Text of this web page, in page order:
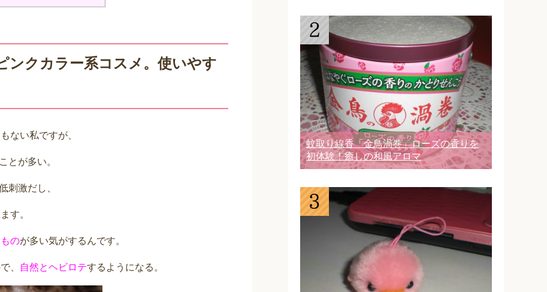
ンクカラー系コスメ。使いやす
ない私ですが、
ことが多い。
刺激だし、
す。
のが多い気がするんです。
、 自然とヘビロテするようになる。
蚊取り線香「金鳥渦巻」ローズの香りを
初体験！癒しの和風アロマ